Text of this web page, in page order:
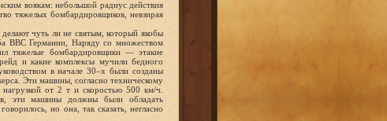
воякам: небольшой радиус действия
тяжелых бомбардировщиков, невзирая
чуть ли не святым, который якобы
ВВС Германии, Наряду со множеством
тяжелые бомбардировщики — этакие
и какие комплексы мучили бедного
в начале 30–х были созданы
Эти машины, согласно техническому
от 2 т и скоростью 500 км/ч.
эти машины должны были обладать
но она, так сказать, негласно